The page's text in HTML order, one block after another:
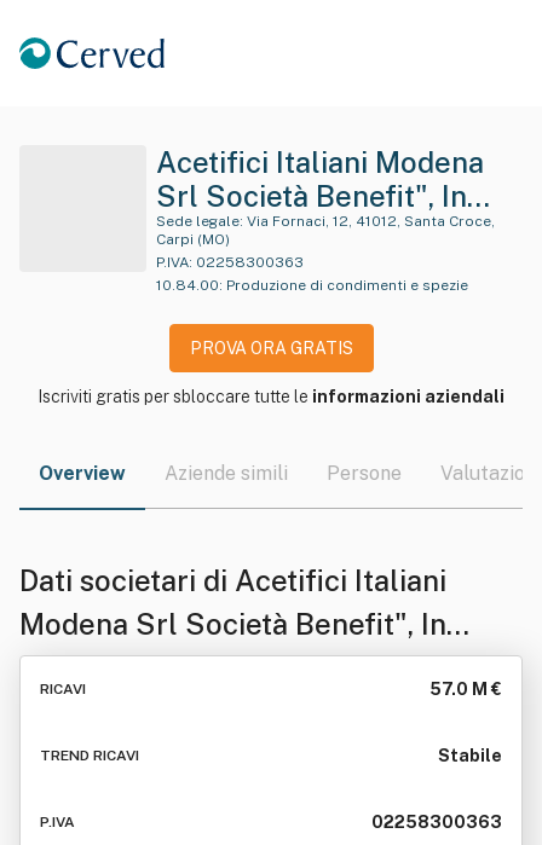
Acetifici Italiani Modena
Srl Società Benefit", In
Sigla "Aimo Srl S.b." O
"A.i.mo. Srl S.b." O "Aimo
Srl" O "A.i.mo. Srl" O
"Aimo Srl Società Benefit"
O "A.i.m.o. Srl Società
Benefit" O "Acetifici
"Acetifici Italiani Modena
Srl
Sede legale:
Carpi (MO)
P.IVA: 02258300363
10.84.00: Produzione di condimenti e spezie
PROVA ORA GRATIS
Iscriviti gratis per sbloccare tutte le informazioni aziendali
Overview Aziende simili Persone Valutazioni
Dati societari di Acetifici Italiani
Modena Srl Società Benefit", In
Sigla "Aimo Srl S.b." O "A.i.mo. Srl
"Aimo Srl Società Benefit" O
RICAVI 57.0 M €
TREND RICAVI Stabile
P.IVA 02258300363